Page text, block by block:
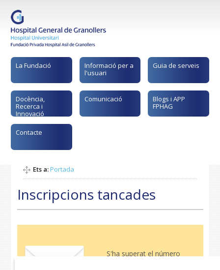
La Fundació
Informació per a
l'usuari
Guia de serveis
Docència,
Recerca i
Innovació
Comunicació
Blogs i APP
FPHAG
Contacte
Ets a:Portada
Inscripcions tancades
S'ha superat el número